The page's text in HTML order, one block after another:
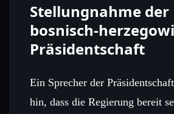
Stellungnahme der
Präsidentschaft
Ein Sprecher der
hin, dass die Regierung bereit